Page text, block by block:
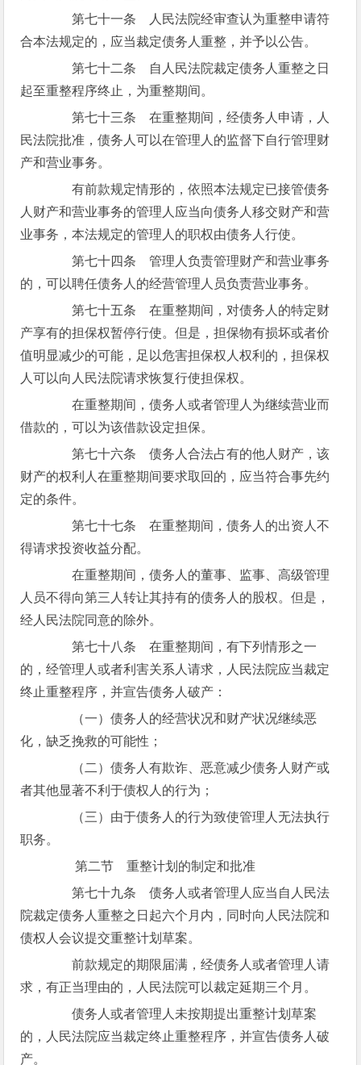
第七十一条 人民法院经审查认为重整申请符
合本法规定的，应当裁定债务人重整，并予以公告。
第七十二条 自人民法院裁定债务人重整之日
起至重整程序终止，为重整期间。
第七十三条 在重整期间，经债务人申请，人
民法院批准，债务人可以在管理人的监督下自行管理财
产和营业事务。
有前款规定情形的，依照本法规定已接管债务
人财产和营业事务的管理人应当向债务人移交财产和营
业事务，本法规定的管理人的职权由债务人行使。
第七十四条 管理人负责管理财产和营业事务
的，可以聘任债务人的经营管理人员负责营业事务。
第七十五条 在重整期间，对债务人的特定财
产享有的担保权暂停行使。但是，担保物有损坏或者价
值明显减少的可能，足以危害担保权人权利的，担保权
人可以向人民法院请求恢复行使担保权。
在重整期间，债务人或者管理人为继续营业而
借款的，可以为该借款设定担保。
第七十六条 债务人合法占有的他人财产，该
财产的权利人在重整期间要求取回的，应当符合事先约
定的条件。
第七十七条 在重整期间，债务人的出资人不
得请求投资收益分配。
在重整期间，债务人的董事、监事、高级管理
人员不得向第三人转让其持有的债务人的股权。但是，
经人民法院同意的除外。
第七十八条 在重整期间，有下列情形之一
的，经管理人或者利害关系人请求，人民法院应当裁定
终止重整程序，并宣告债务人破产：
（一）债务人的经营状况和财产状况继续恶
化，缺乏挽救的可能性；
（二）债务人有欺诈、恶意减少债务人财产或
者其他显著不利于债权人的行为；
（三）由于债务人的行为致使管理人无法执行
职务。
第二节 重整计划的制定和批准
第七十九条 债务人或者管理人应当自人民法
院裁定债务人重整之日起六个月内，同时向人民法院和
债权人会议提交重整计划草案。
前款规定的期限届满，经债务人或者管理人请
求，有正当理由的，人民法院可以裁定延期三个月。
债务人或者管理人未按期提出重整计划草案
的，人民法院应当裁定终止重整程序，并宣告债务人破
产。